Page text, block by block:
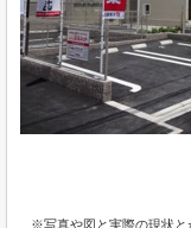
※写真や図と実際の現状と